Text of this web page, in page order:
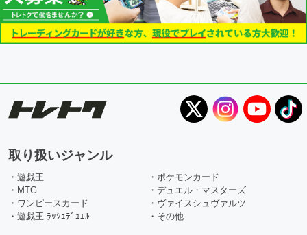
取り扱いジャンル
・遊戯王
・ポケモンカード
・MTG
・デュエル・マスターズ
・ワンピースカード
・ヴァイスシュヴァルツ
・遊戯王 ﾗｯｼｭﾃﾞｭｴﾙ
・その他